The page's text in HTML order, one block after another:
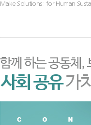
Make Solutions : for Human